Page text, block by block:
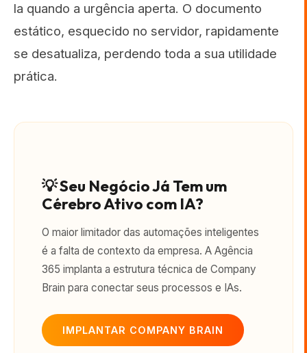
la quando a urgência aperta. O documento
estático, esquecido no servidor, rapidamente
se desatualiza, perdendo toda a sua utilidade
prática.
💡 Seu Negócio Já Tem um
Cérebro Ativo com IA?
O maior limitador das automações inteligentes
é a falta de contexto da empresa. A Agência
365 implanta a estrutura técnica de Company
Brain para conectar seus processos e IAs.
IMPLANTAR COMPANY BRAIN